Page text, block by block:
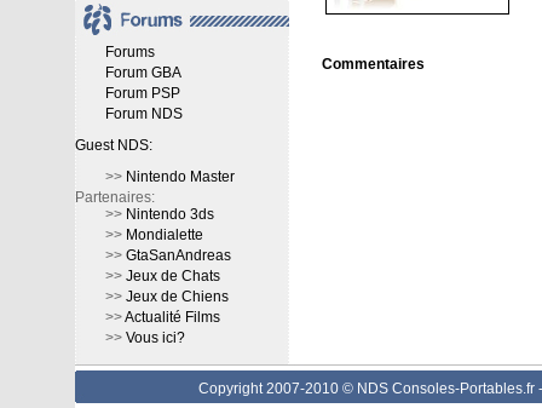
Forums
Forum GBA
Forum PSP
Forum NDS
Guest NDS:
>> Nintendo Master
Partenaires:
>> Nintendo 3ds
>> Mondialette
>> GtaSanAndreas
>> Jeux de Chats
>> Jeux de Chiens
>>Actualité Films
>> Vous ici?
Commentaires
Copyright 2007-2010 © NDS Consoles-Portables.fr